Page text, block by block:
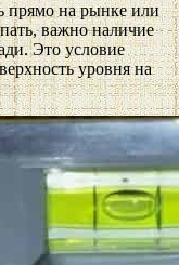
прямо на рынке или
важно наличие
Это условие
уровня на